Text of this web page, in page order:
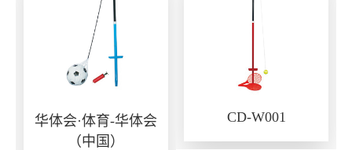
华体会·体育-华体会
（中国）
CD-W001